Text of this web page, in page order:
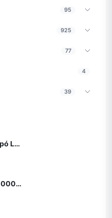
95
925
77
4
39
Elektromos légycsapó LED lámpával - legyek, szúnyogok és más rovarok ellen - elemes (BBKM) (BBD)
BREEZE, Superfit, 1-000363-8510, rózsaszín, egész szezonra való lány cipő, rózsaszín - 22